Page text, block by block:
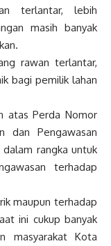
terlantar, lebih
masih banyak
rawan terlantar,
bagi pemilik lahan
atas Perda Nomor
dan Pengawasan
rangka untuk
terhadap
maupun terhadap
ini cukup banyak
masyarakat Kota